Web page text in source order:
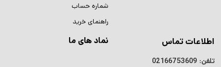
شماره حساب
راهنمای خرید
اطلاعات تماس
تلفن: 02166753609
نماد های ما